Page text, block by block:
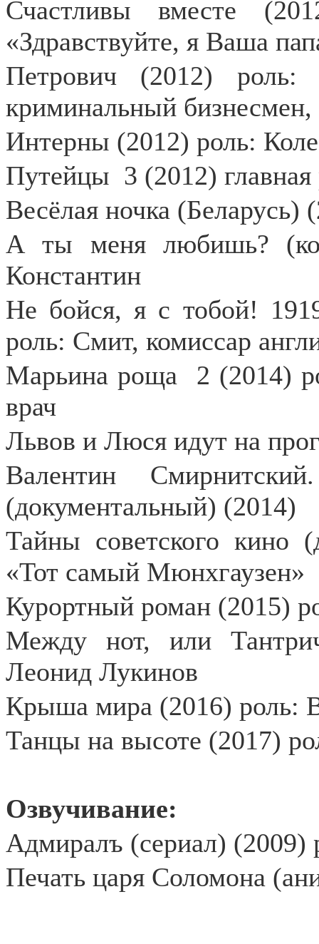
Счастливы вместе
«Здравствуйте, я Ваша
Петрович (2012)
криминальный
Интерны (2012) роль:
Путейцы 3 (2012)
Весёлая ночка (Беларусь)
А ты меня любишь?
Константин
Не бойся, я с тобой!
роль: Смит, комиссар
Марьина роща
2 (2014)
врач
Львов и Люся идут на
Валентин
(документальный) (2014)
Тайны советского кино
«Тот самый Мюнхгаузен»
Курортный роман (2015)
Между нот, или
Леонид Лукинов
Крыша мира (2016) роль:
Танцы на высоте (2017)
Озвучивание:
Адмиралъ (сериал) (2009)
Печать царя Соломона